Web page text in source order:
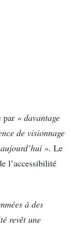
par « davantage
de visionnage
». Le
l’accessibilité
à des
revêt une